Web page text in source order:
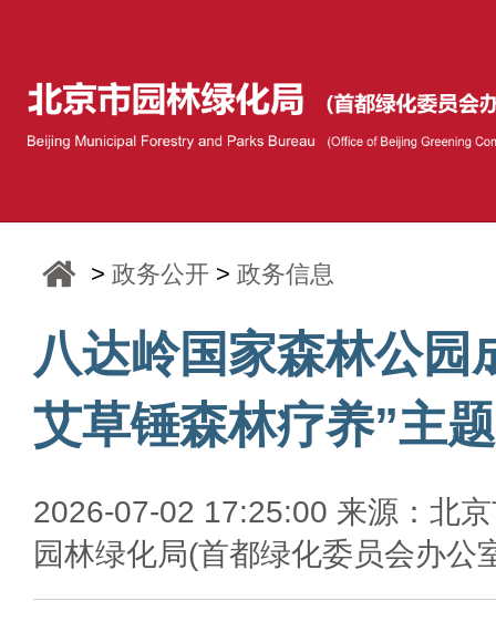
>政务公开 >政务信息
八达岭国家森林公园
艾草锤森林疗养”主
2026-07-02 17:25:00 来源：北
园林绿化局(首都绿化委员会办公